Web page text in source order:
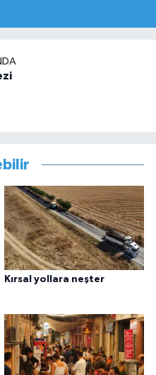
Kırsal yollara neşter